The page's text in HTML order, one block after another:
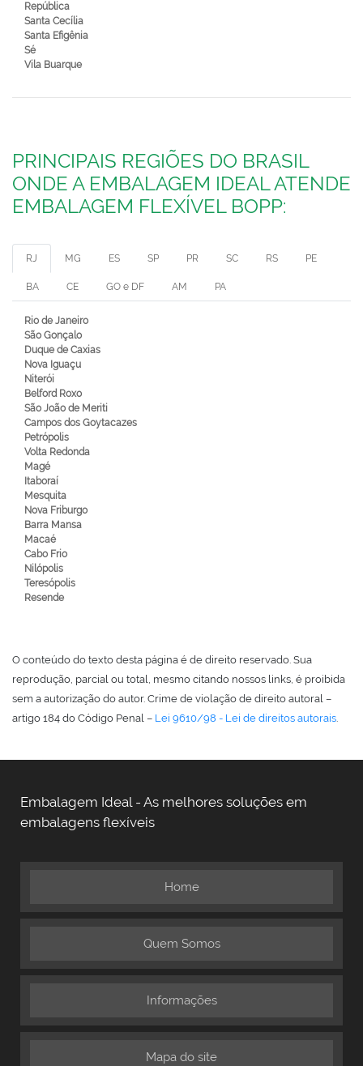
República
Santa Cecília
Santa Efigênia
Sé
Vila Buarque
PRINCIPAIS REGIÕES DO BRASIL
ONDE A EMBALAGEM IDEAL ATENDE
EMBALAGEM FLEXÍVEL BOPP:
RJ MG ES SP PR SC RS PE
BA CE GO e DF AM PA
Rio de Janeiro
São Gonçalo
Duque de Caxias
Nova Iguaçu
Niterói
Belford Roxo
São João de Meriti
Campos dos Goytacazes
Petrópolis
Volta Redonda
Magé
Itaboraí
Mesquita
Nova Friburgo
Barra Mansa
Macaé
Cabo Frio
Nilópolis
Teresópolis
Resende
O conteúdo do texto desta página é de direito reservado. Sua
reprodução, parcial ou total, mesmo citando nossos links, é proibida
sem a autorização do autor. Crime de violação de direito autoral –
artigo 184 do Código Penal – Lei 9610/98 - Lei de direitos autorais.
Embalagem Ideal - As melhores soluções em
embalagens flexíveis
Home
Quem Somos
Informações
Mapa do site